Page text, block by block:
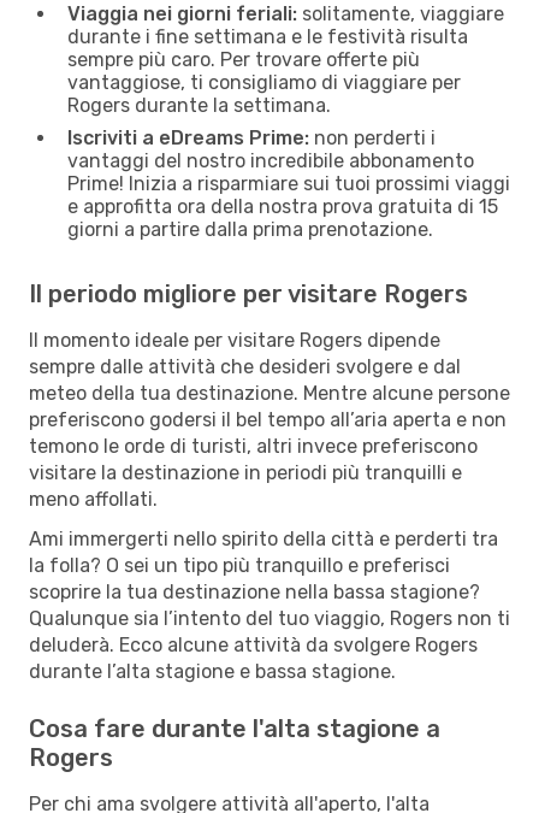
Viaggia nei giorni feriali: solitamente, viaggiare
durante i fine settimana e le festività risulta
sempre più caro. Per trovare offerte più
vantaggiose, ti consigliamo di viaggiare per
Rogers durante la settimana.
Iscriviti a eDreams Prime: non perderti i
vantaggi del nostro incredibile abbonamento
Prime! Inizia a risparmiare sui tuoi prossimi viaggi
e approfitta ora della nostra prova gratuita di 15
giorni a partire dalla prima prenotazione.
Il periodo migliore per visitare Rogers
Il momento ideale per visitare Rogers dipende
sempre dalle attività che desideri svolgere e dal
meteo della tua destinazione. Mentre alcune persone
preferiscono godersi il bel tempo all’aria aperta e non
temono le orde di turisti, altri invece preferiscono
visitare la destinazione in periodi più tranquilli e
meno affollati.
Ami immergerti nello spirito della città e perderti tra
la folla? O sei un tipo più tranquillo e preferisci
scoprire la tua destinazione nella bassa stagione?
Qualunque sia l’intento del tuo viaggio, Rogers non ti
deluderà. Ecco alcune attività da svolgere Rogers
durante l’alta stagione e bassa stagione.
Cosa fare durante l'alta stagione a
Rogers
Per chi ama svolgere attività all'aperto, l'alta